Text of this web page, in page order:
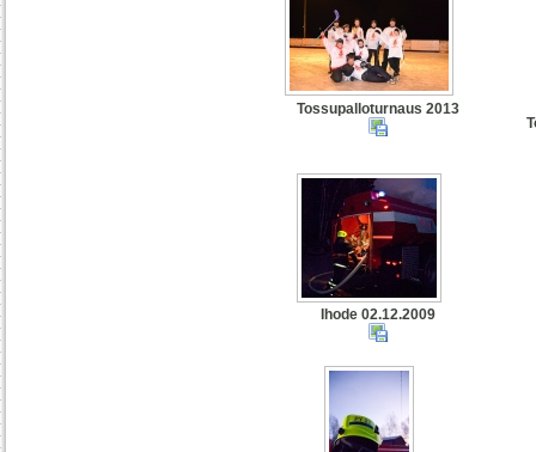
Tossupalloturnaus 2013
Ihode 02.12.2009